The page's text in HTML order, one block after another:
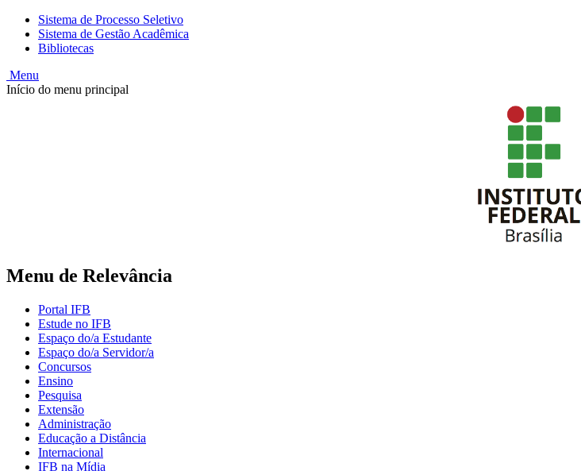
Sistema de Processo Seletivo
Sistema de Gestão Acadêmica
Bibliotecas
Menu
Início do menu principal
Menu de Relevância
Portal IFB
Estude no IFB
Espaço do/a Estudante
Espaço do/a Servidor/a
Concursos
Ensino
Pesquisa
Extensão
Administração
Educação a Distância
Internacional
IFB na Mídia